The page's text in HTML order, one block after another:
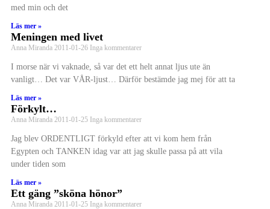
med min och det
Läs mer »
Meningen med livet
Anna Miranda 2011-01-26 Inga kommentarer
I morse när vi vaknade, så var det ett helt annat ljus ute än
vanligt… Det var VÅR-ljust… Därför bestämde jag mej för att ta
Läs mer »
Förkylt…
Anna Miranda 2011-01-25 Inga kommentarer
Jag blev ORDENTLIGT förkyld efter att vi kom hem från
Egypten och TANKEN idag var att jag skulle passa på att vila
under tiden som
Läs mer »
Ett gäng ”sköna hönor”
Anna Miranda 2011-01-25 Inga kommentarer